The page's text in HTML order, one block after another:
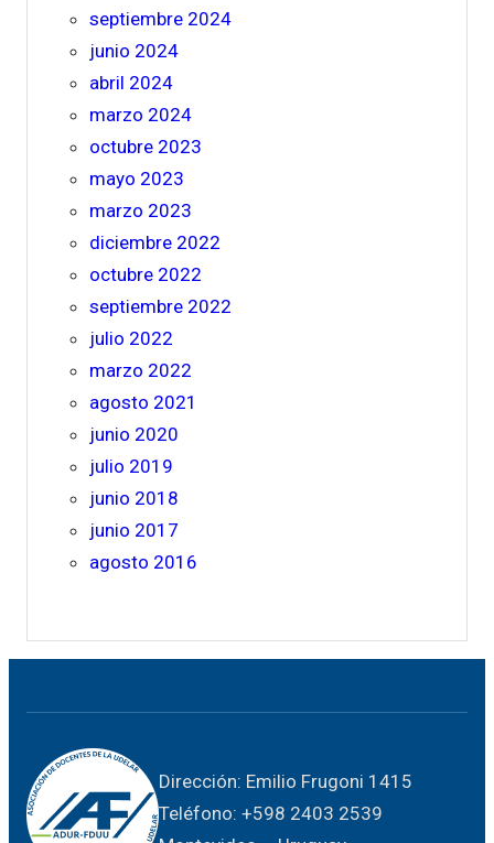
septiembre 2024
junio 2024
abril 2024
marzo 2024
octubre 2023
mayo 2023
marzo 2023
diciembre 2022
octubre 2022
septiembre 2022
julio 2022
marzo 2022
agosto 2021
junio 2020
julio 2019
junio 2018
junio 2017
agosto 2016
Dirección: Emilio Frugoni 1415
Teléfono: +598 2403 2539